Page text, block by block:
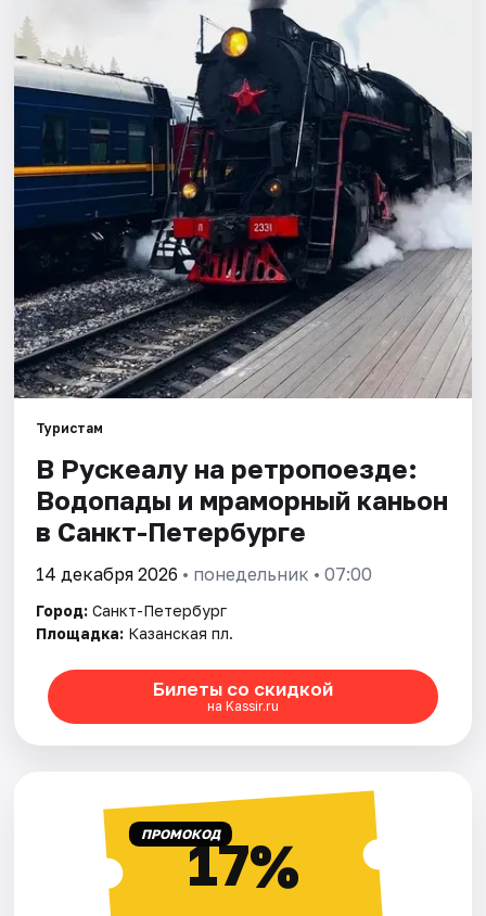
Города
Площадки
Артисты
Рейтинги
Туристам
В Рускеалу на ретропоезде:
Водопады и мраморный каньон
в Санкт-Петербурге
14 декабря 2026 • понедельник • 07:00
Город: Санкт-Петербург
Площадка: Казанская пл.
Билеты со скидкой
на Kassir.ru
ПРОМОКОД17%